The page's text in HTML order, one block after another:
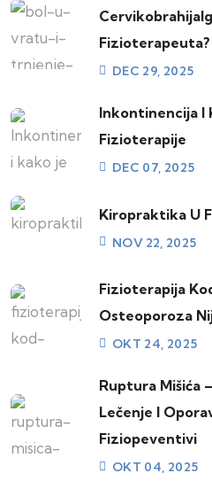
Fizioterapeuta?
DEC 29, 2025
Inkontinencija I
Fizioterapije
DEC 07, 2025
Kiropraktika U
NOV 22, 2025
Fizioterapija
Osteoporoza
OKT 24, 2025
Ruptura Mišića
Lečenje I
Fiziopeventivi
OKT 04, 2025